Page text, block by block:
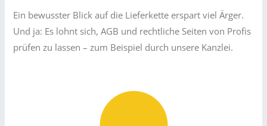
Ein bewusster Blick auf die Lieferkette erspart viel Ärger.
Und ja: Es lohnt sich, AGB und rechtliche Seiten von Profis
prüfen zu lassen – zum Beispiel durch unsere Kanzlei.